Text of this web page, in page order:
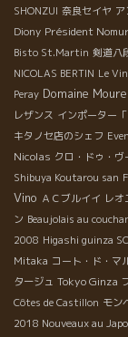
SHONZUI 奈良セイヤ
Diony Président
Bisto St.Martin 剣道八
NICOLAS BERTIN Le
Peray Domaine
レザンス インポーター
キタノセ店のシェフ
Nicolas クロ・ドゥ・ヴ
Shibuya Koutarou san
Vino ＡＣブルイイ レオ
ン Beaujolais au
2008 Higashi guinza
Mitaka コート・ド・マ
タージュ Tokyo Ginza
Côtes de Castillon モン
2018 Nouveaux au